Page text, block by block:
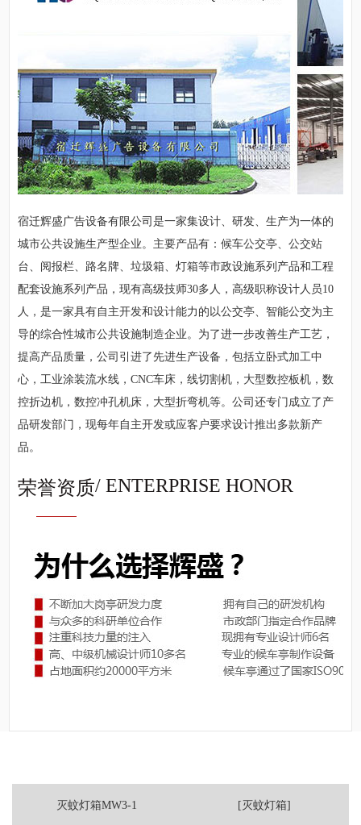
宿迁辉盛广告设备有限公司是一家集设计、研发、生产为一体的
城市公共设施生产型企业。主要产品有：候车公交亭、公交站
台、阅报栏、路名牌、垃圾箱、灯箱等市政设施系列产品和工程
配套设施系列产品，现有高级技师30多人，高级职称设计人员10
人，是一家具有自主开发和设计能力的以公交亭、智能公交为主
导的综合性城市公共设施制造企业。为了进一步改善生产工艺，
提高产品质量，公司引进了先进生产设备，包括立卧式加工中
心，工业涂装流水线，CNC车床，线切割机，大型数控板机，数
控折边机，数控冲孔机床，大型折弯机等。公司还专门成立了产
品研发部门，现每年自主开发或应客户要求设计推出多款新产
品。
荣誉资质/ ENTERPRISE HONOR
灭蚊灯箱MW3-1 [灭蚊灯箱]